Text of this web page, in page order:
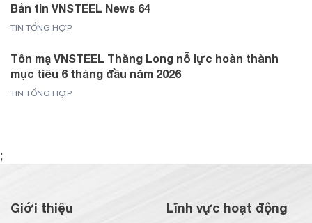
Bản tin VNSTEEL News 64
TIN TỔNG HỢP
Tôn mạ VNSTEEL Thăng Long nỗ lực hoàn thành
mục tiêu 6 tháng đầu năm 2026
TIN TỔNG HỢP
;
Giới thiệu Lĩnh vực hoạt động